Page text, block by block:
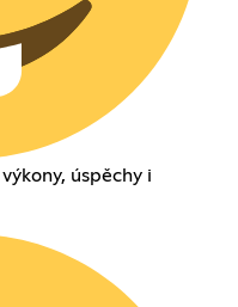
úspěchy i